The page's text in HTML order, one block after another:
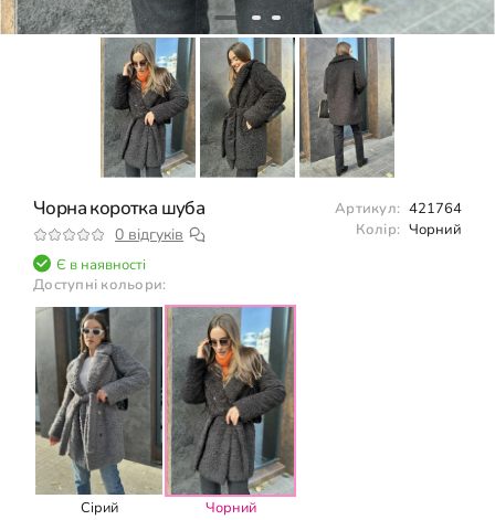
Чорна коротка шуба
0 відгуків
Артикул: 421764
Колір: Чорний
Є в наявності
Доступні кольори:
Сірий
Чорний